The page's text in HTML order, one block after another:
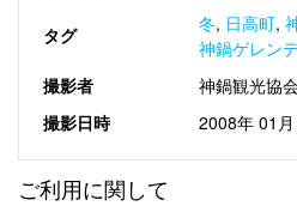
タグ 冬, 日高町,
神鍋ゲレン
撮影者
神鍋観光協
撮影日時
2008年 01
ご利用に関して